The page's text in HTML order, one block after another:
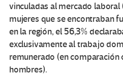
vinculadas al mercado laboral
mujeres que se encontraban
en la región, el 56,3%
exclusivamente al trabajo
remunerado (en comparación
hombres).